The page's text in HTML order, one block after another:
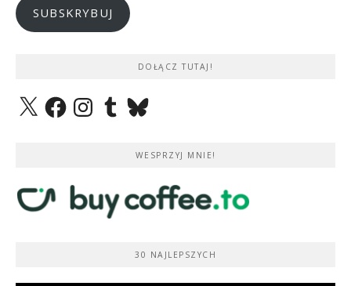
SUBSKRYBUJ
DOŁĄCZ TUTAJ!
X FacebookInstagramTumblrBluesky
WESPRZYJ MNIE!
30 NAJLEPSZYCH